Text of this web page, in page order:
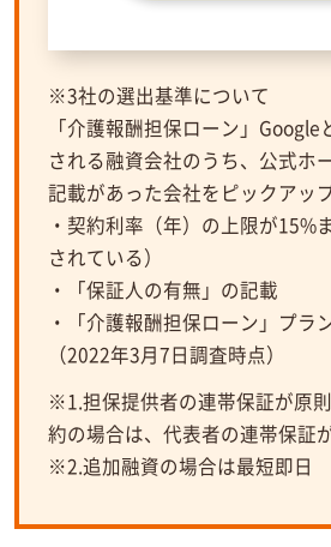
※3社の選出基準について
「介護報酬担保ローン」
される融資会社のうち、公式ホ
記載があった会社をピックアッ
・契約利率（年）の上限が15%
されている）
・「保証人の有無」の記載
・「介護報酬担保ローン」プラ
（2022年3月7日調査時点）
※1.担保提供者の連帯保証が原
約の場合は、代表者の連帯保証
※2.追加融資の場合は最短即日